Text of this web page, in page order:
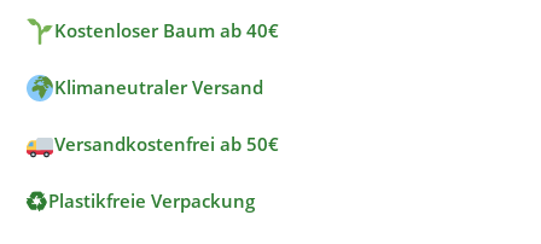
t
v
e
Kostenloser Baum ab 40€
Klimaneutraler Versand
Versandkostenfrei ab 50€
♻Plastikfreie Verpackung